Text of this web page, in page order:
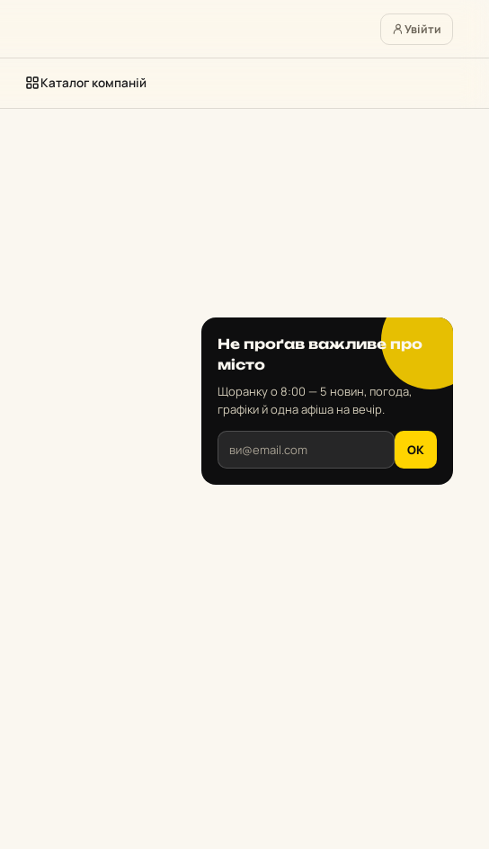
Увійти
Каталог компаній
Не проґав важливе про
місто
Щоранку о 8:00 — 5 новин, погода,
графіки й одна афіша на вечір.
OK